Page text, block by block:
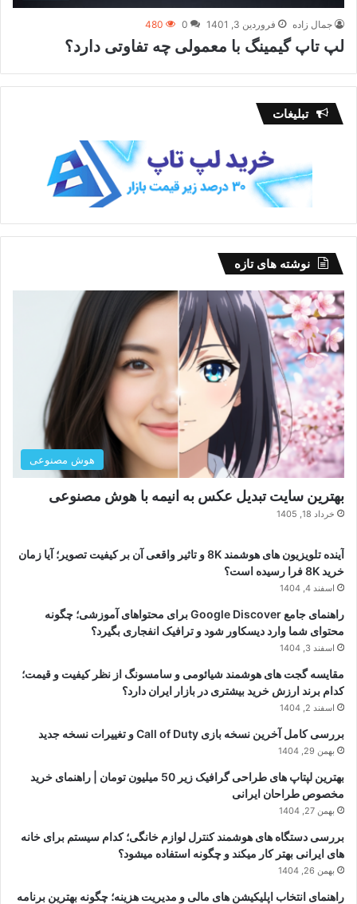
جمال زاده فروردین 3, 1401 0
480
لپ تاپ گیمینگ با معمولی چه تفاوتی دارد؟
تبلیغات
نوشته های تازه
هوش مصنوعی
بهترین سایت تبدیل عکس به انیمه با هوش مصنوعی
خرداد 18, 1405
آینده تلویزیون های هوشمند 8K و تاثیر واقعی آن بر کیفیت تصویر؛ آیا زمان
خرید 8K فرا رسیده است؟
اسفند 4, 1404
راهنمای جامع Google Discover برای محتواهای آموزشی؛ چگونه
محتوای شما وارد دیسکاور شود و ترافیک انفجاری بگیرد؟
اسفند 3, 1404
مقایسه گجت های هوشمند شیائومی و سامسونگ از نظر کیفیت و قیمت؛
کدام برند ارزش خرید بیشتری در بازار ایران دارد؟
اسفند 2, 1404
بررسی کامل آخرین نسخه بازی Call of Duty و تغییرات نسخه جدید
بهمن 29, 1404
بهترین لپتاپ های طراحی گرافیک زیر 50 میلیون تومان | راهنمای خرید
مخصوص طراحان ایرانی
بهمن 27, 1404
بررسی دستگاه های هوشمند کنترل لوازم خانگی؛ کدام سیستم برای خانه
های ایرانی بهتر کار میکند و چگونه استفاده میشود؟
بهمن 26, 1404
راهنمای انتخاب اپلیکیشن های مالی و مدیریت هزینه؛ چگونه بهترین برنامه